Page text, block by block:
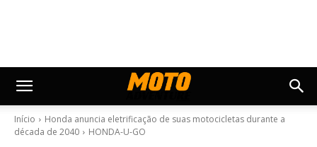
Início
Honda anuncia eletrificação de suas motocicletas durante a
década de 2040
HONDA-U-GO